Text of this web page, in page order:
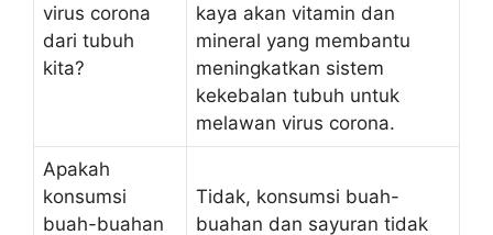
virus corona
dari tubuh
kita?
kaya akan vitamin dan
mineral yang membantu
meningkatkan sistem
kekebalan tubuh untuk
melawan virus corona.
Apakah
konsumsi
buah-buahan
Tidak, konsumsi buah-
buahan dan sayuran tidak